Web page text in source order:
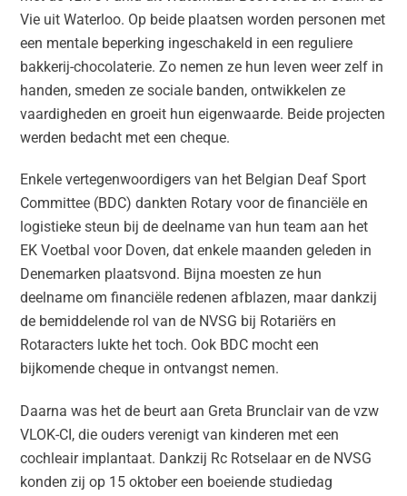
Vie uit Waterloo. Op beide plaatsen worden personen met
een mentale beperking ingeschakeld in een reguliere
bakkerij-chocolaterie. Zo nemen ze hun leven weer zelf in
handen, smeden ze sociale banden, ontwikkelen ze
vaardigheden en groeit hun eigenwaarde. Beide projecten
werden bedacht met een cheque.
Enkele vertegenwoordigers van het Belgian Deaf Sport
Committee (BDC) dankten Rotary voor de financiële en
logistieke steun bij de deelname van hun team aan het
EK Voetbal voor Doven, dat enkele maanden geleden in
Denemarken plaatsvond. Bijna moesten ze hun
deelname om financiële redenen afblazen, maar dankzij
de bemiddelende rol van de NVSG bij Rotariërs en
Rotaracters lukte het toch. Ook BDC mocht een
bijkomende cheque in ontvangst nemen.
Daarna was het de beurt aan Greta Brunclair van de vzw
VLOK-CI, die ouders verenigt van kinderen met een
cochleair implantaat. Dankzij Rc Rotselaar en de NVSG
konden zij op 15 oktober een boeiende studiedag